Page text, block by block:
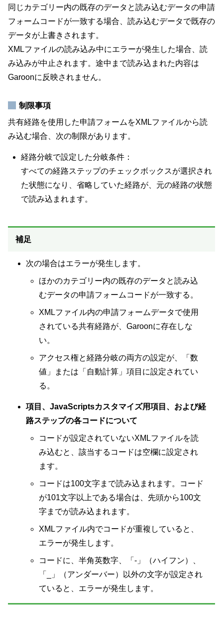
同じカテゴリー内の既存のデータと読み込むデータの申請
フォームコードが一致する場合、読み込むデータで既存の
データが上書きされます。
XMLファイルの読み込み中にエラーが発生した場合、読
み込みが中止されます。途中まで読み込まれた内容は
Garoonに反映されません。
制限事項
共有経路を使用した申請フォームをXMLファイルから読
み込む場合、次の制限があります。
経路分岐で設定した分岐条件：
すべての経路ステップのチェックボックスが選択され
た状態になり、省略していた経路が、元の経路の状態
で読み込まれます。
補足
次の場合はエラーが発生します。
ほかのカテゴリー内の既存のデータと読み込
むデータの申請フォームコードが一致する。
XMLファイル内の申請フォームデータで使用
されている共有経路が、Garoonに存在しな
い。
アクセス権と経路分岐の両方の設定が、「数
値」または「自動計算」項目に設定されてい
る。
項目、JavaScriptsカスタマイズ用項目、および経
路ステップの各コードについて
コードが設定されていないXMLファイルを読
み込むと、該当するコードは空欄に設定され
ます。
コードは100文字まで読み込まれます。コード
が101文字以上である場合は、先頭から100文
字までが読み込まれます。
XMLファイル内でコードが重複していると、
エラーが発生します。
コードに、半角英数字、「-」（ハイフン）、
「_」（アンダーバー）以外の文字が設定され
ていると、エラーが発生します。